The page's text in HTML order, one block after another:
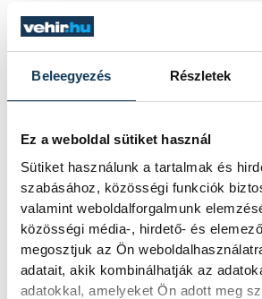
Beleegyezés Részletek
Ez a weboldal sütiket használ
Sütiket használunk a tartalmak és
szabásához, közösségi funkciók
valamint weboldalforgalmunk
közösségi média-, hirdető- és
megosztjuk az Ön
adatait, akik kombinálhatják az
adatokkal, amelyeket Ön adott meg